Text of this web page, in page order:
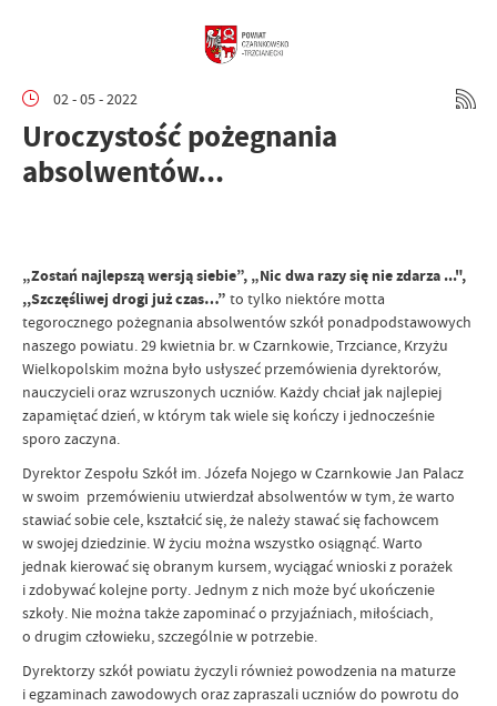
02 - 05 - 2022
Uroczystość pożegnania
absolwentów...
„Zostań najlepszą wersją siebie”, „Nic dwa razy się nie zdarza ...",
,,Szczęśliwej drogi już czas…” to tylko niektóre motta
tegorocznego pożegnania absolwentów szkół ponadpodstawowych
naszego powiatu. 29 kwietnia br. w Czarnkowie, Trzciance, Krzyżu
Wielkopolskim można było usłyszeć przemówienia dyrektorów,
nauczycieli oraz wzruszonych uczniów. Każdy chciał jak najlepiej
zapamiętać dzień, w którym tak wiele się kończy i jednocześnie
sporo zaczyna.
Dyrektor Zespołu Szkół im. Józefa Nojego w Czarnkowie Jan Palacz
w swoim przemówieniu utwierdzał absolwentów w tym, że warto
stawiać sobie cele, kształcić się, że należy stawać się fachowcem
w swojej dziedzinie. W życiu można wszystko osiągnąć. Warto
jednak kierować się obranym kursem, wyciągać wnioski z porażek
i zdobywać kolejne porty. Jednym z nich może być ukończenie
szkoły. Nie można także zapominać o przyjaźniach, miłościach,
o drugim człowieku, szczególnie w potrzebie.
Dyrektorzy szkół powiatu życzyli również powodzenia na maturze
i egzaminach zawodowych oraz zapraszali uczniów do powrotu do